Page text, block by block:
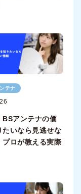
テナ
BSアンテナの価
たいなら見逃せな
プロが教える実際